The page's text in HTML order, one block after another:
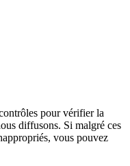
pour vérifier la
diffusons. Si malgré ces
vous pouvez